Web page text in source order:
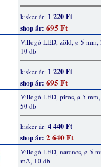
kisker ár: 1 220 Ft
shop ár: 695 Ft
Villogó LED, zöld, ø 5 mm,
10 db
kisker ár: 1 220 Ft
shop ár: 695 Ft
Villogó LED, piros, ø 5
50 db
kisker ár: 4 440 Ft
shop ár: 2 640 Ft
Villogó LED, narancs, ø 5
mA, 10 db